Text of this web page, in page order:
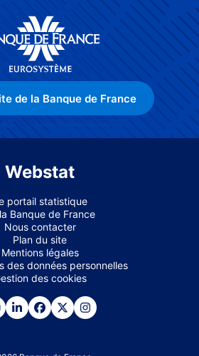
de la Banque de France
Webstat
portail statistique
Banque de France
Nous contacter
Plan du site
Mentions légales
des données personnelles
des cookies